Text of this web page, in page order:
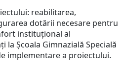
reabilitarea,
dotării necesare pentru
instituțional al
la Școala Gimnazială Specială
implementare a proiectului.